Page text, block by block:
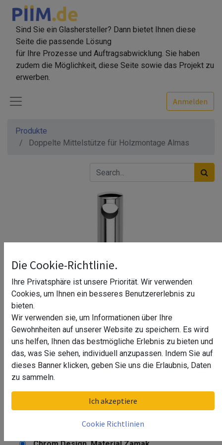
Sind Sie ein Glashersteller? Dann bietet Ihnen diese
Seite die passende Lösung
für Ihre Prozesse und Auftragsabwicklung. Sie haben
zudem die Möglichkeit, diese Seite sowie das Projekt zu
erwerben.
Anmelden
Produkte
Doppelte Mittelstütze für Holzmontage Almas
Doppelte Mittelstütze für
Holzmontage Almas
Die Cookie-Richtlinie.
Ihre Privatsphäre ist unsere Priorität. Wir verwenden
Cookies, um Ihnen ein besseres Benutzererlebnis zu
bieten.
Wir verwenden sie, um Informationen über Ihre
Gewohnheiten auf unserer Website zu speichern. Es wird
uns helfen, Ihnen das bestmögliche Erlebnis zu bieten und
das, was Sie sehen, individuell anzupassen. Indem Sie auf
dieses Banner klicken, geben Sie uns die Erlaubnis, Daten
zu sammeln.
Ich akzeptiere
Cookie Richtlinien